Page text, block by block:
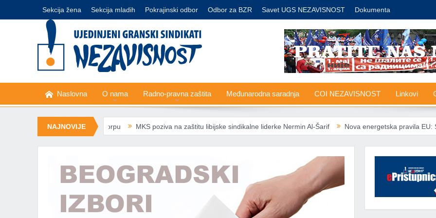
Sekcija žena Sekcija mladih Pokrajinski odbor Odbor za BZR Savet UGS NEZAVISNOST Dokumenta
Naslovna O nama Radno-pravna zaštita Međunarodna saradnja COI NEZAVISNOST Linkovi
NAJNOVIJE
priznaju minimalnu korpu MKS poziva na zaštitu libijske sindikalne liderke Nermin Al-Šarif Nova energetska pravila EU: Socijalno